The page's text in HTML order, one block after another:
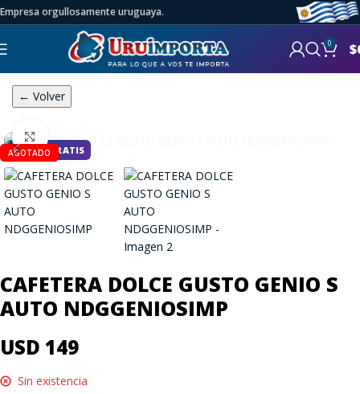
Empresa orgullosamente uruguaya.
0 $
← Volver
AGOTADO
ENVÍO GRATIS
Click to enlarge
CAFETERA DOLCE GUSTO GENIO S
AUTO NDGGENIOSIMP
USD 149
Sin existencia